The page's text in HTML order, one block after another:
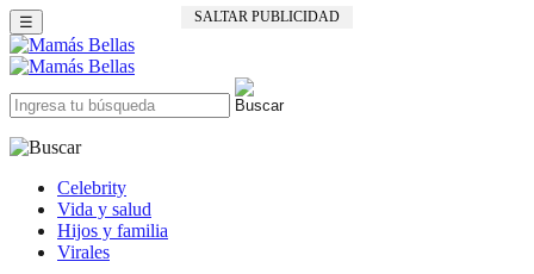
SALTAR PUBLICIDAD
☰
Celebrity
Vida y salud
Hijos y familia
Virales